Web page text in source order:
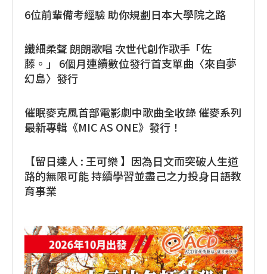
6位前輩備考經驗 助你規劃日本大學院之路
纖細柔聲 朗朗歌唱 次世代創作歌手「佐
藤。」 6個月連續數位發行首支單曲〈來自夢
幻島〉發行
催眠麥克風首部電影劇中歌曲全收錄 催麥系列
最新專輯《MIC AS ONE》發行！
【留日達人 : 王可樂 】因為日文而突破人生道
路的無限可能 持續學習並盡己之力投身日語教
育事業